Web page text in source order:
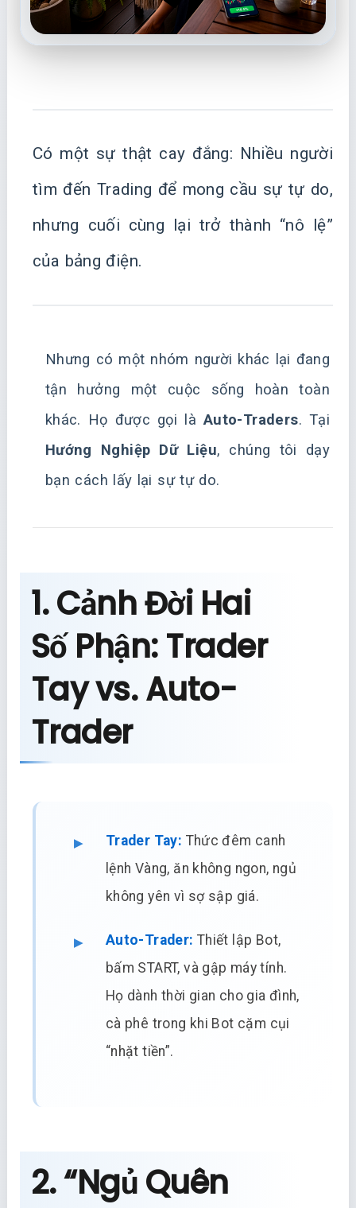
Có một sự thật cay đắng: Nhiều người
tìm đến Trading để mong cầu sự tự do,
nhưng cuối cùng lại trở thành “nô lệ”
của bảng điện.
Nhưng có một nhóm người khác lại đang
tận hưởng một cuộc sống hoàn toàn
khác. Họ được gọi làAuto-Traders. Tại
Hướng Nghiệp Dữ Liệu, chúng tôi dạy
bạn cách lấy lại sự tự do.
1. Cảnh Đời Hai
Số Phận: Trader
Tay vs. Auto-
Trader
Trader Tay: Thức đêm canh
lệnh Vàng, ăn không ngon, ngủ
không yên vì sợ sập giá.
Auto-Trader: Thiết lập Bot,
bấm START, và gập máy tính.
Họ dành thời gian cho gia đình,
cà phê trong khi Bot cặm cụi
“nhặt tiền”.
2. “Ngủ Quên